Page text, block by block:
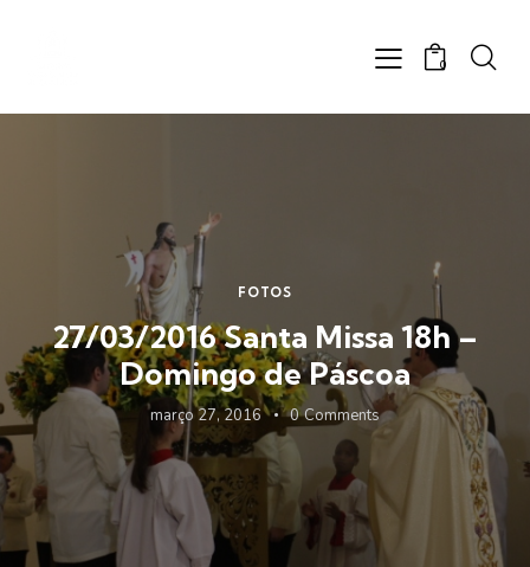
0
FOTOS
27/03/2016 Santa Missa 18h –
Domingo de Páscoa
março 27, 2016 0 Comments